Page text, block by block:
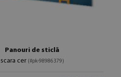
Panouri de sticlă
scara cer (#pk-98986379)